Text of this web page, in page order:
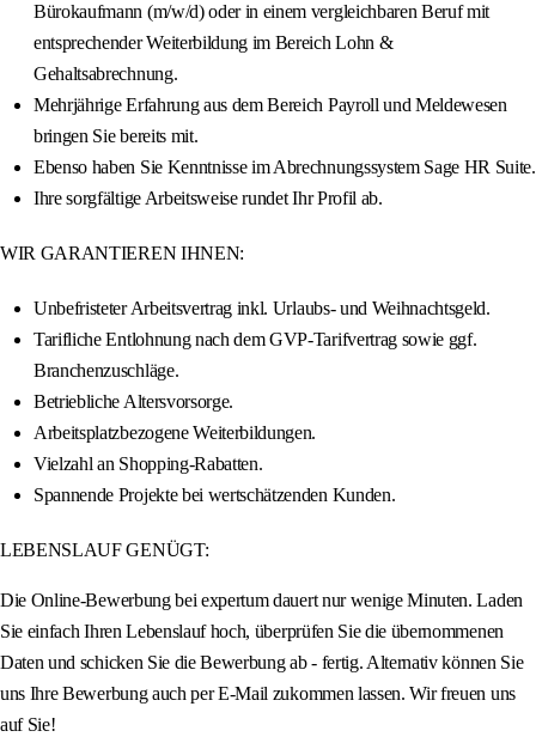
Bürokaufmann (m/w/d) oder in einem vergleichbaren Beruf mit
entsprechender Weiterbildung im Bereich Lohn &
Gehaltsabrechnung.
Mehrjährige Erfahrung aus dem Bereich Payroll und Meldewesen
bringen Sie bereits mit.
Ebenso haben Sie Kenntnisse im Abrechnungssystem Sage HR Suite.
Ihre sorgfältige Arbeitsweise rundet Ihr Profil ab.
WIR GARANTIEREN IHNEN:
Unbefristeter Arbeitsvertrag inkl. Urlaubs- und Weihnachtsgeld.
Tarifliche Entlohnung nach dem GVP-Tarifvertrag sowie ggf.
Branchenzuschläge.
Betriebliche Altersvorsorge.
Arbeitsplatzbezogene Weiterbildungen.
Vielzahl an Shopping-Rabatten.
Spannende Projekte bei wertschätzenden Kunden.
LEBENSLAUF GENÜGT:
Die Online-Bewerbung bei expertum dauert nur wenige Minuten. Laden
Sie einfach Ihren Lebenslauf hoch, überprüfen Sie die übernommenen
Daten und schicken Sie die Bewerbung ab - fertig. Alternativ können Sie
uns Ihre Bewerbung auch per E-Mail zukommen lassen. Wir freuen uns
auf Sie!